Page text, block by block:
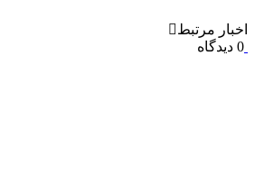
اخبار مرتبط